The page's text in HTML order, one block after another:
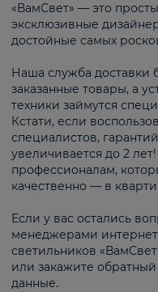
«ВамСвет» — это
эксклюзивные
достойные самых
Наша служба доставки
заказанные товары, а
техники займутся
Кстати, если
специалистов,
увеличивается до 2
профессионалам,
качественно — в
Если у вас остались
менеджерами
светильников
или закажите обратный
данные.